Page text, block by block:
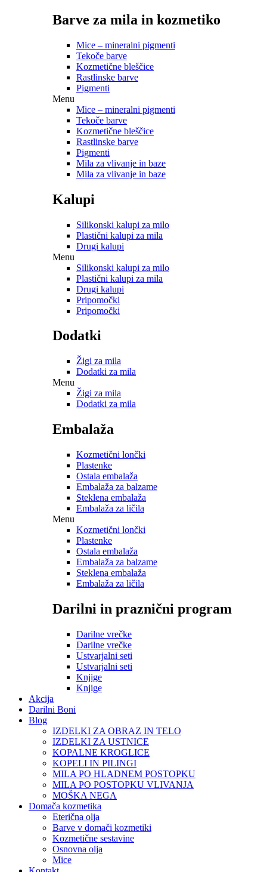
Barve za mila in kozmetiko
Mice – mineralni pigmenti
Tekoče barve
Kozmetične bleščice
Rastlinske barve
Pigmenti
Menu
Mice – mineralni pigmenti
Tekoče barve
Kozmetične bleščice
Rastlinske barve
Pigmenti
Mila za vlivanje in baze
Mila za vlivanje in baze
Kalupi
Silikonski kalupi za milo
Plastični kalupi za mila
Drugi kalupi
Menu
Silikonski kalupi za milo
Plastični kalupi za mila
Drugi kalupi
Pripomočki
Pripomočki
Dodatki
Žigi za mila
Dodatki za mila
Menu
Žigi za mila
Dodatki za mila
Embalaža
Kozmetični lončki
Plastenke
Ostala embalaža
Embalaža za balzame
Steklena embalaža
Embalaža za ličila
Menu
Kozmetični lončki
Plastenke
Ostala embalaža
Embalaža za balzame
Steklena embalaža
Embalaža za ličila
Darilni in praznični program
Darilne vrečke
Darilne vrečke
Ustvarjalni seti
Ustvarjalni seti
Knjige
Knjige
Akcija
Darilni Boni
Blog
IZDELKI ZA OBRAZ IN TELO
IZDELKI ZA USTNICE
KOPALNE KROGLICE
KOPELI IN PILINGI
MILA PO HLADNEM POSTOPKU
MILA PO POSTOPKU VLIVANJA
MOŠKA NEGA
Domača kozmetika
Eterična olja
Barve v domači kozmetiki
Kozmetične sestavine
Osnovna olja
Mice